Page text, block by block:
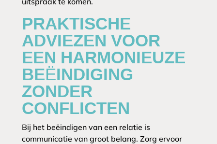
PRAKTISCHE
ADVIEZEN VOOR
EEN HARMONIEUZE
BEËINDIGING
ZONDER
CONFLICTEN
Bij het beëindigen van een relatie is
communicatie van groot belang. Zorg ervoor